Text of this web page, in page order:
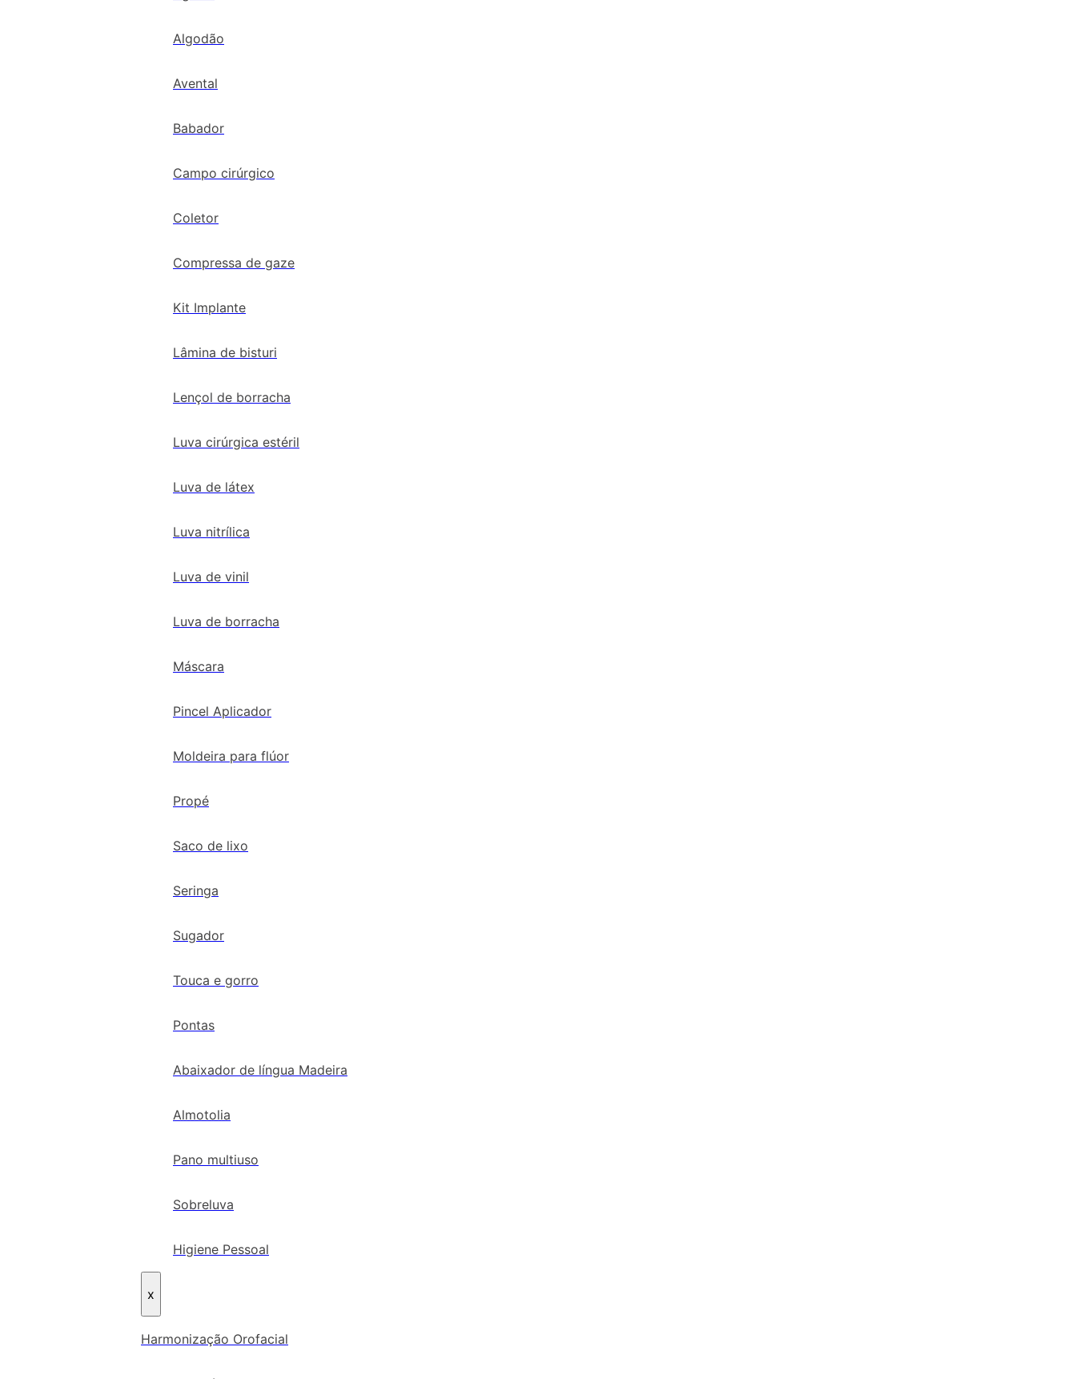
Algodão
Avental
Babador
Campo cirúrgico
Coletor
Compressa de gaze
Kit Implante
Lâmina de bisturi
Lençol de borracha
Luva cirúrgica estéril
Luva de látex
Luva nitrílica
Luva de vinil
Luva de borracha
Máscara
Pincel Aplicador
Moldeira para flúor
Propé
Saco de lixo
Seringa
Sugador
Touca e gorro
Pontas
Abaixador de língua Madeira
Almotolia
Pano multiuso
Sobreluva
Higiene Pessoal
x
Harmonização Orofacial